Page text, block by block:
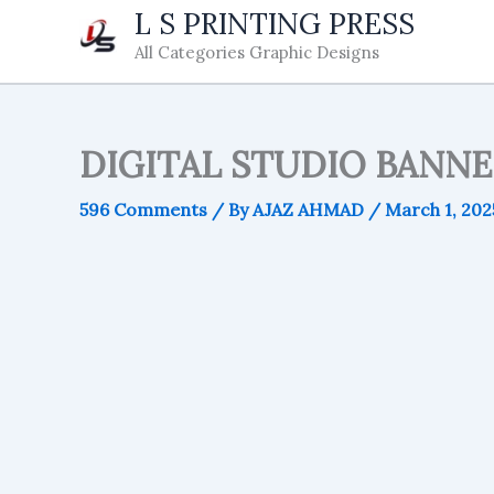
L S PRINTING PRESS
All Categories Graphic Designs
DIGITAL STUDIO
596 Comments / ByAJAZ AHMAD /March 1,